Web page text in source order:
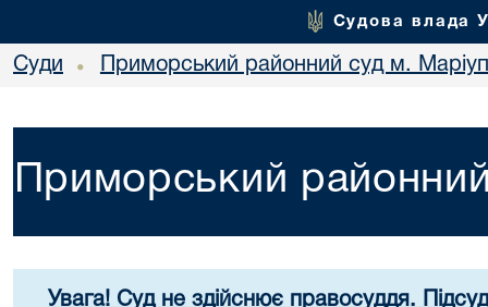
Судова влада
Суди • Приморський районний суд м.
Приморський
Увага! Суд не здійснює правосуддя.